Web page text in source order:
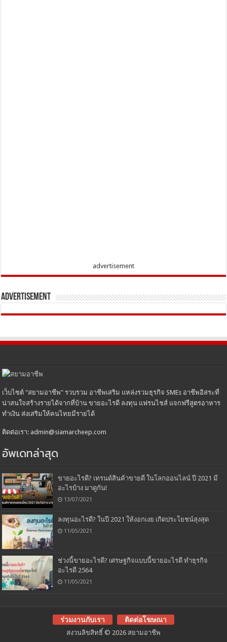
advertisement
Advertisement
เว็บไซต์ "สยามอาชีพ" รวบรวม อาชีพเสริม แหล่งรวมธุรกิจ SMEs อาชีพอิสระที่
น่าสนใจสร้างรายได้จากที่บ้าน ขายอะไรดี ลงทุน แฟรนไชส์ แจกฟรีสูตรอาหาร
ทำเงิน ส่งเสริมให้คนไทยมีรายได้
ติดต่อเรา: admin@siamarcheep.com
อัพเดทล่าสุด
ขายอะไรดี? เทรนด์สินค้าขายดี ในโลกออนไลน์ ปี 2021 มี
อะไรบ้าง มาดูกัน!
13/07/2021
ลงทุนอะไรดี? ในปี 2021 ให้งอกเงย เกิดประโยชน์สุงสุด
11/05/2021
ช่วงนี้ขายอะไรดี? เศรษฐกิจแบบนี้ขายอะไรดี ทำธุรกิจ
อะไรดี 2564
11/05/2021
ร่วมงานกับเรา ติดต่อโฆษณา
สงวนลิขสิทธิ์ © 2026 สยามอาชีพ